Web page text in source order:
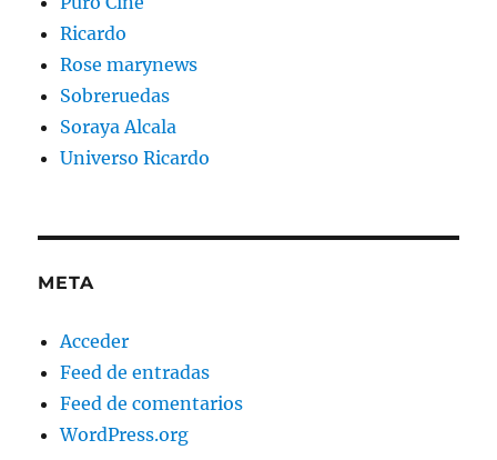
Ricardo
Rose marynews
Sobreruedas
Soraya Alcala
Universo Ricardo
META
Acceder
Feed de entradas
Feed de comentarios
WordPress.org